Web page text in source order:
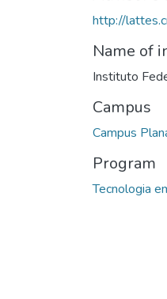
http://
Name of
Instituto
Campus
Campus
Program
Tecnologia